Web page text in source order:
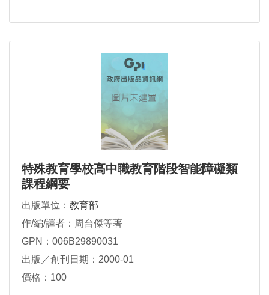
特殊教育學校高中職教育階段智能障礙類
課程綱要
出版單位： 教育部
作/編/譯者：周台傑等著
GPN：006B29890031
出版／創刊日期：2000-01
價格：100